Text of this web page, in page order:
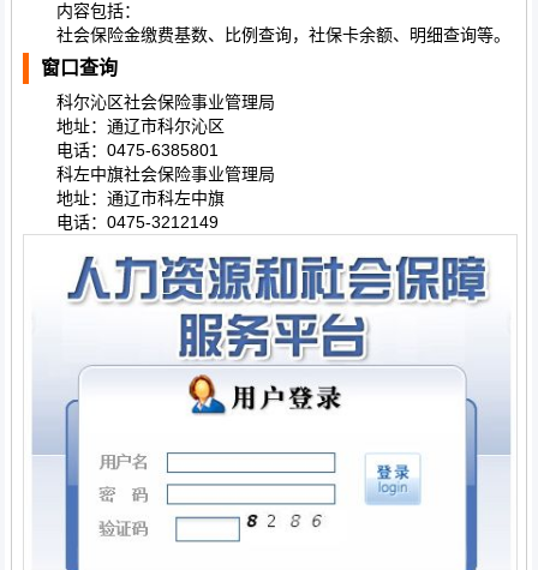
内容包括：
社会保险金缴费基数、比例查询，社保卡余额、明细查询等。
窗口查询
科尔沁区社会保险事业管理局
地址：通辽市科尔沁区
电话：0475-6385801
科左中旗社会保险事业管理局
地址：通辽市科左中旗
电话：0475-3212149